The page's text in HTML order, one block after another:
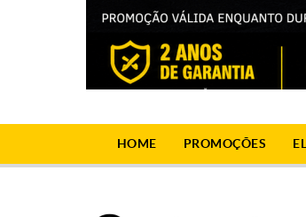
HOME PROMOÇÕES